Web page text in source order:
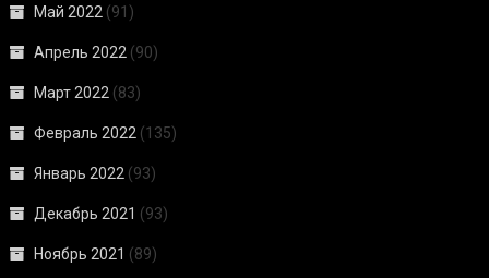
Май 2022 (91)
Апрель 2022 (90)
Март 2022 (83)
Февраль 2022 (135)
Январь 2022 (93)
Декабрь 2021 (93)
Ноябрь 2021 (89)